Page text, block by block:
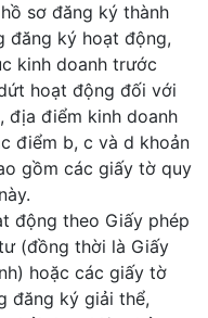
sơ đăng ký thành
đăng ký hoạt động,
kinh doanh trước
hoạt động đối với
địa điểm kinh doanh
điểm b, c và d khoản
gồm các giấy tờ quy
động theo Giấy phép
(đồng thời là Giấy
hoặc các giấy tờ
đăng ký giải thể,